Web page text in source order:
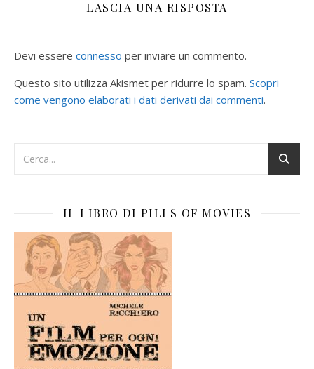
LASCIA UNA RISPOSTA
Devi essere connesso per inviare un commento.
Questo sito utilizza Akismet per ridurre lo spam. Scopri
come vengono elaborati i dati derivati dai commenti.
IL LIBRO DI PILLS OF MOVIES